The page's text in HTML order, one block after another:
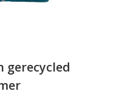
gerecycled